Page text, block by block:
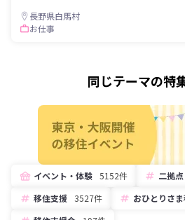
長野県白馬村
お仕事
同じテーマの特
イベント・体験 5152件 二拠
移住支援 3527件 おひとりさ